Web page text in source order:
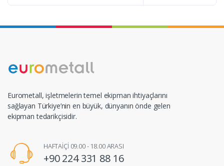
Eurometall, işletmelerin temel ekipman ihtiyaçlarını
sağlayan Türkiye’nin en büyük, dünyanın önde gelen
ekipman tedarikçisidir.
HAFTAİÇİ 09.00 - 18.00 ARASI
+90 224 331 88 16